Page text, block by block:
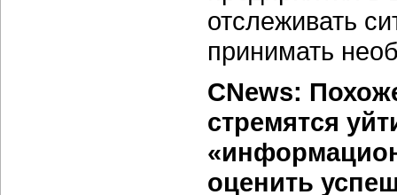
отслеживать
принимать
CNews:
стремятся
оценить